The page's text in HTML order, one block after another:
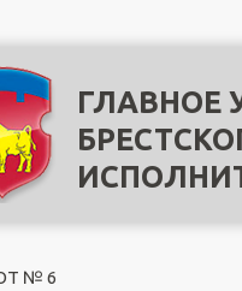
ГЛАВНОЕ
№ 6